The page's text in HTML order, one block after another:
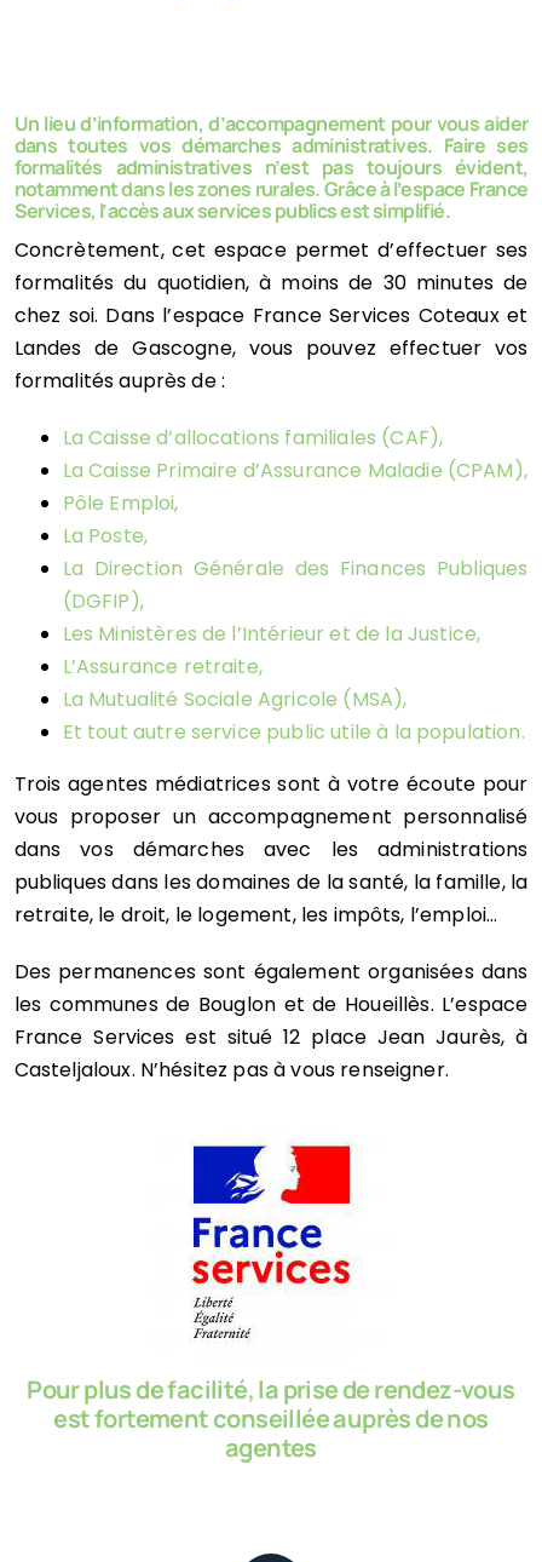
Contact
Développement Économique
Contact
Un lieu d’information, d’accompagnement pour vous aider
dans toutes vos démarches administratives. Faire ses
formalités administratives n’est pas toujours évident,
notamment dans les zones rurales. Grâce à l’espace France
Services, l’accès aux services publics est simplifié.
Concrètement, cet espace permet d’effectuer ses
formalités du quotidien, à moins de 30 minutes de
chez soi. Dans l’espace France Services Coteaux et
Landes de Gascogne, vous pouvez effectuer vos
formalités auprès de :
LaCaisse d’allocations familiales (CAF),
LaCaisse Primaire d’Assurance Maladie (CPAM),
Pôle Emploi,
La Poste,
La Direction Générale des Finances Publiques
(DGFIP),
Les Ministères de l’Intérieuret de la Justice,
L’Assurance retraite,
La Mutualité Sociale Agricole (MSA),
Et tout autre service public utile à la population.
Trois agentes médiatrices sont à votre écoute pour
vous proposer un accompagnement personnalisé
dans vos démarches avec les administrations
publiques dans les domaines de la santé, la famille, la
retraite, le droit, le logement, les impôts, l’emploi…
Des permanences sont également organisées dans
les communes de Bouglon et de Houeillès. L’espace
France Services est situé 12 place Jean Jaurès, à
Casteljaloux. N’hésitez pas à vous renseigner.
Pour plus de facilité, la prise de rendez-vous
est fortement conseillée auprès de nos
agentes